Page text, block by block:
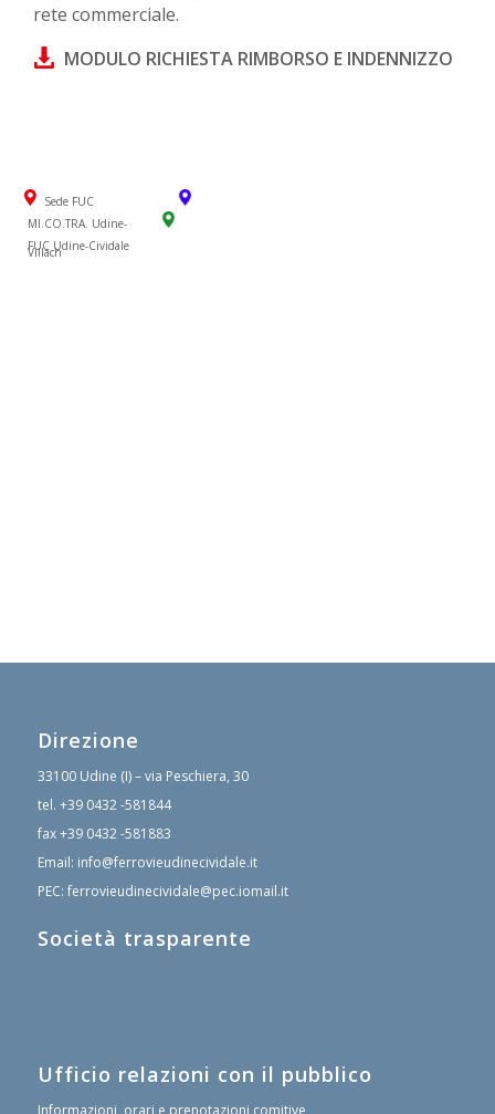
rete commerciale.
MODULO RICHIESTA RIMBORSO E INDENNIZZO
Sede FUC
MI.CO.TRA. Udine-
Villach
FUC Udine-Cividale
Direzione
33100 Udine (I) – via Peschiera, 30
tel. +39 0432 -581844
fax+39 0432 -581883
Email: info@ferrovieudinecividale.it
PEC: ferrovieudinecividale@pec.iomail.it
Società trasparente
Ufficio relazioni con il pubblico
Informazioni, orari e prenotazioni comitive